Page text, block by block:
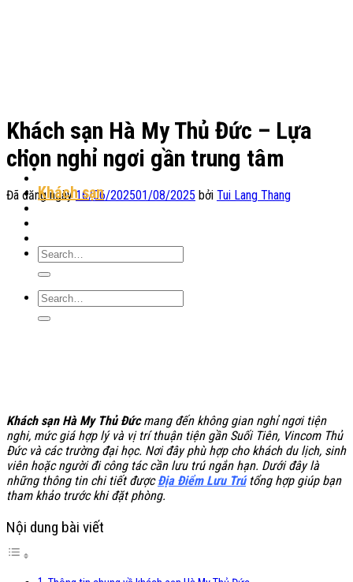
Địa Điểm Lưu Trú
Khách sạn
Homestay
Khách sạn Hà My Thủ Đức – Lựa
chọn nghỉ ngơi gần trung tâm
Đã đăng ngày16/06/202501/08/2025 bởi Tui Lang Thang
Khách sạn Hà My Thủ Đứcmang đến không gian nghỉ ngơi tiện
nghi, mức giá hợp lý và vị trí thuận tiện gần Suối Tiên, Vincom Thủ
Đức và các trường đại học. Nơi đây phù hợp cho khách du lịch, sinh
viên hoặc người đi công tác cần lưu trú ngắn hạn. Dưới đây là
những thông tin chi tiết đượcĐịa Điểm Lưu Trútổng hợp giúp bạn
tham khảo trước khi đặt phòng.
Nội dung bài viết